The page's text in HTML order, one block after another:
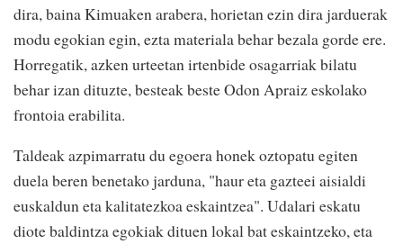
dira, baina Kimuaken arabera, horietan ezin dira jarduerak
modu egokian egin, ezta materiala behar bezala gorde ere.
Horregatik, azken urteetan irtenbide osagarriak bilatu
behar izan dituzte, besteak beste Odon Apraiz eskolako
frontoia erabilita.
Taldeak azpimarratu du egoera honek oztopatu egiten
duela beren benetako jarduna, "haur eta gazteei aisialdi
euskaldun eta kalitatezkoa eskaintzea". Udalari eskatu
diote baldintza egokiak dituen lokal bat eskaintzeko, eta